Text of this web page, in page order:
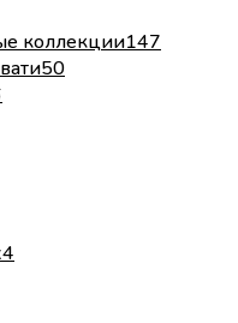
коллекции147
50
4